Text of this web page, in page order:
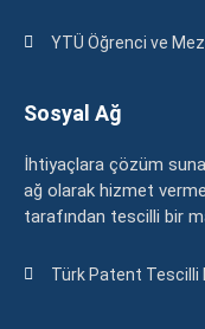
YTÜ Öğrenci ve
Sosyal Ağ
İhtiyaçlara çözüm
ağ olarak hizmet
tarafından tescilli bir
Türk Patent Tescilli